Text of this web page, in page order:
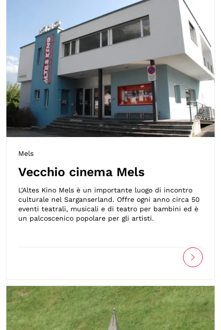
Mels
Vecchio cinema Mels
L'Altes Kino Mels è un importante luogo di incontro
culturale nel Sarganserland. Offre ogni anno circa 50
eventi teatrali, musicali e di teatro per bambini ed è
un palcoscenico popolare per gli artisti.